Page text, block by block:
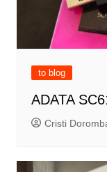
to blog
ADATA
Cristi